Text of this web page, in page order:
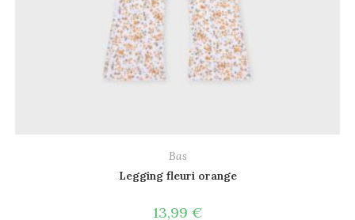
Bas
Legging fleuri orange
13,99 €